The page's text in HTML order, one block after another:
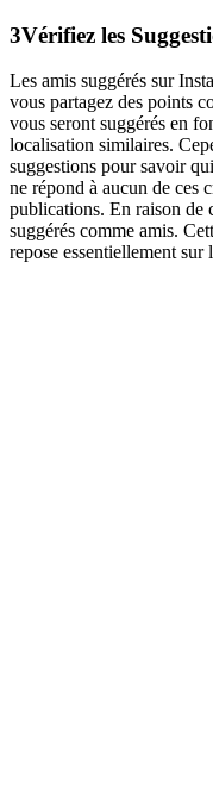
3Vérifiez les
Les amis suggérés sur
vous partagez des points
vous seront suggérés en
localisation similaires.
suggestions pour savoir
ne répond à aucun de ces
publications. En raison de
suggérés comme amis.
repose essentiellement